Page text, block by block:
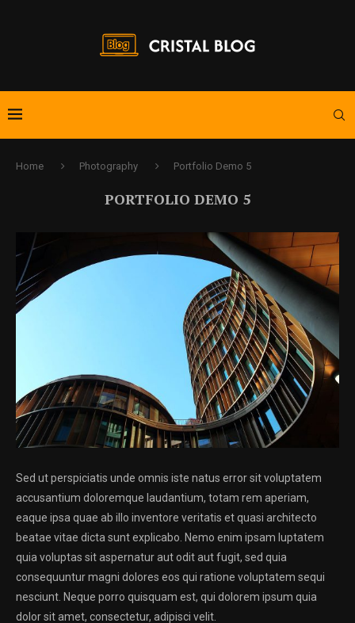
Home Photography Portfolio Demo 5
PORTFOLIO DEMO 5
Sed ut perspiciatis unde omnis iste natus error sit voluptatem
accusantium doloremque laudantium, totam rem aperiam,
eaque ipsa quae ab illo inventore veritatis et quasi architecto
beatae vitae dicta sunt explicabo. Nemo enim ipsam luptatem
quia voluptas sit aspernatur aut odit aut fugit, sed quia
consequuntur magni dolores eos qui ratione voluptatem sequi
nesciunt. Neque porro quisquam est, qui dolorem ipsum quia
dolor sit amet, consectetur, adipisci velit.